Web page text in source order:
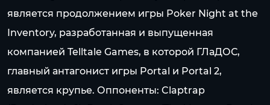
является продолжением игры Poker Night at the
Inventory, разработанная и выпущенная
компанией Telltale Games, в которой ГЛаДОС,
главный антагонист игры Portal и Portal 2,
является крупье. Оппоненты: Claptrap